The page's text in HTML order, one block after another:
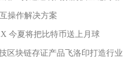
操作解决方案
今夏将把比特币送上月球
区块链存证产品飞洛印打造行业